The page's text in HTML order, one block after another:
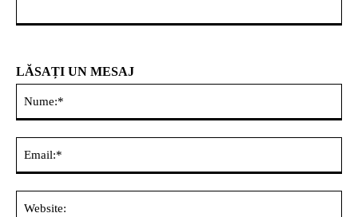
LĂSAȚI UN MESAJ